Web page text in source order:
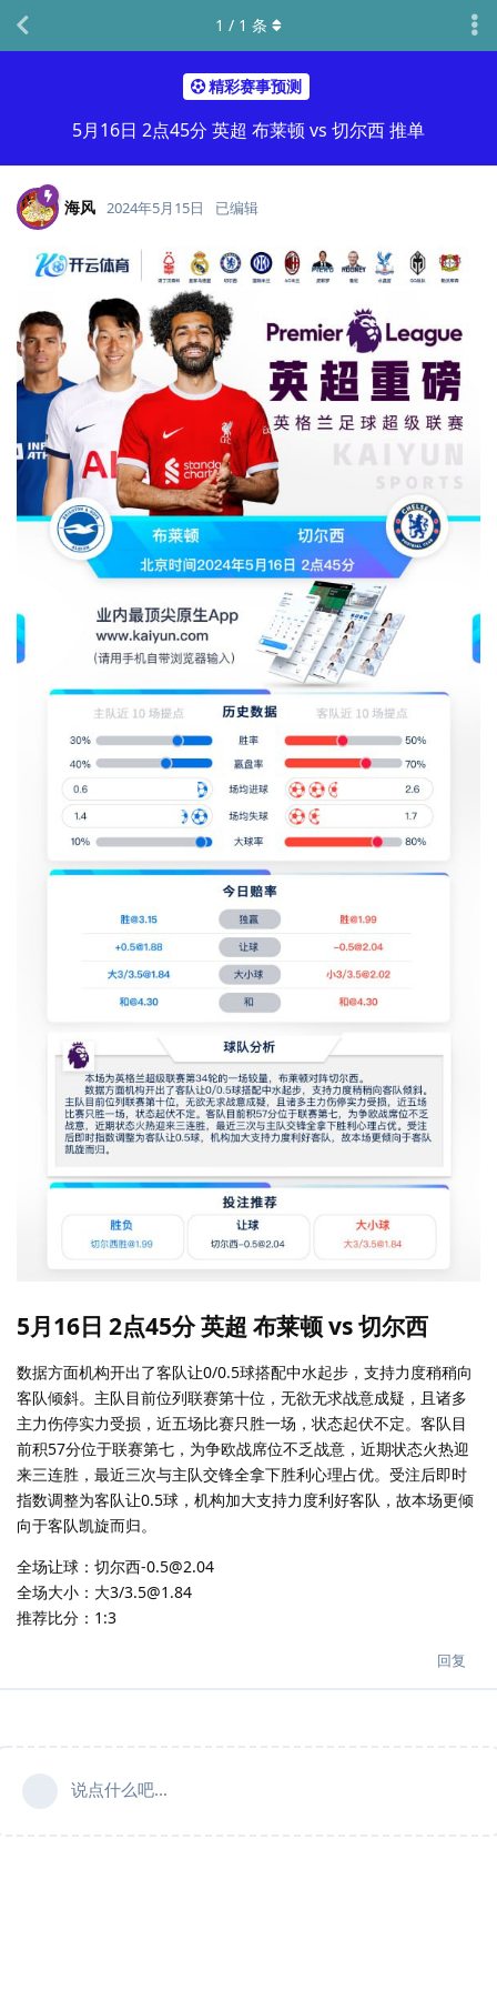
精彩赛事预测
5月16日 2点45分 英超 布莱顿 vs 切尔西 推单
1 / 1 条
海风 2024年5月15日 已编辑
5月16日 2点45分 英超 布莱顿 vs 切尔西
数据方面机构开出了客队让0/0.5球搭配中水起步，支持力度稍稍向
客队倾斜。主队目前位列联赛第十位，无欲无求战意成疑，且诸多
主力伤停实力受损，近五场比赛只胜一场，状态起伏不定。客队目
前积57分位于联赛第七，为争欧战席位不乏战意，近期状态火热迎
来三连胜，最近三次与主队交锋全拿下胜利心理占优。受注后即时
指数调整为客队让0.5球，机构加大支持力度利好客队，故本场更倾
向于客队凯旋而归。
全场让球：切尔西-0.5@2.04
全场大小：大3/3.5@1.84
推荐比分：1:3
回复
说点什么吧...